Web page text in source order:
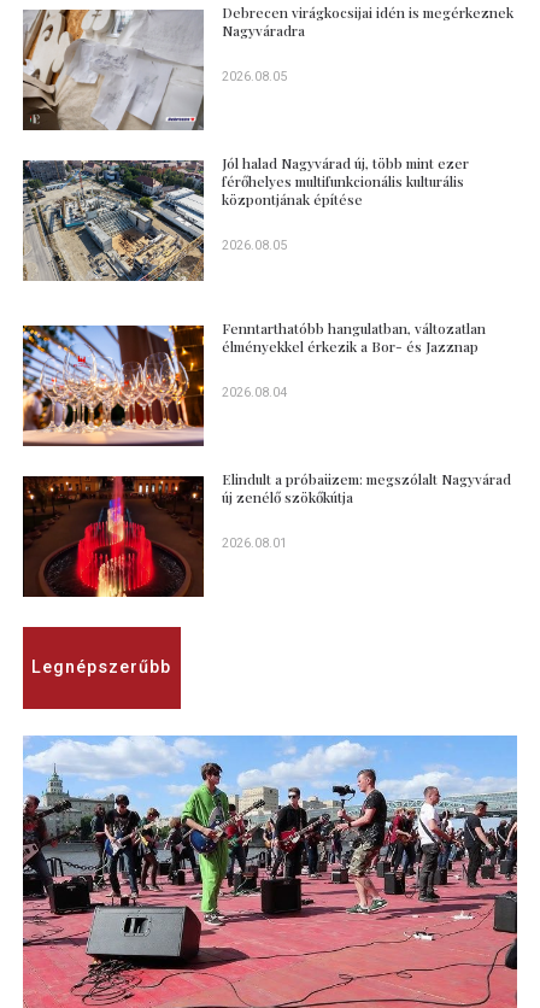
Debrecen virágkocsijai idén is megérkeznek
Nagyváradra
2026.08.05
Jól halad Nagyvárad új, több mint ezer
férőhelyes multifunkcionális kulturális
központjának építése
2026.08.05
Fenntarthatóbb hangulatban, változatlan
élményekkel érkezik a Bor- és Jazznap
2026.08.04
Elindult a próbaüzem: megszólalt Nagyvárad
új zenélő szökőkútja
2026.08.01
Legnépszerűbb